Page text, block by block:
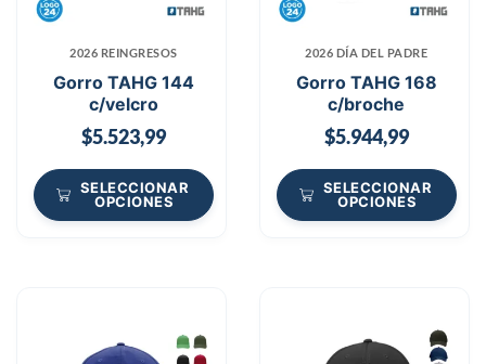
2026 REINGRESOS
Gorro TAHG 144
c/velcro
$5.523,99
SELECCIONAR
OPCIONES
2026 DÍA DEL PADRE
Gorro TAHG 168
c/broche
$5.944,99
SELECCIONAR
OPCIONES